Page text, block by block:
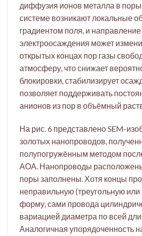
диффузия ионов металла в поры
системе возникают локальные
градиентом поля, и направление
электроосаждения может
открытых концах пор газы
атмосферу, что снижает
блокировки, стабилизирует
позволяет поддерживать
анионов из пор в объёмный
На рис. 6 представлено SEM-
золотых нанопроводов,
полупогружённым методом
АОА. Нанопроводы
поры заполнены. Хотя концы
неправильную (треугольную
форму, сами провода
вариацией диаметра по всей
Аналогичная упорядоченность